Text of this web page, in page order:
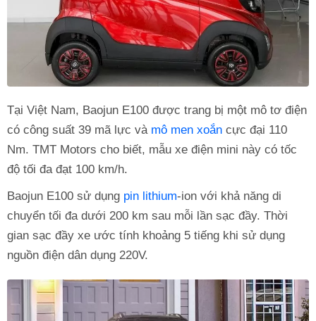
Tại Việt Nam, Baojun E100 được trang bị một mô tơ điện
có công suất 39 mã lực và mô men xoắn cực đại 110
Nm. TMT Motors cho biết, mẫu xe điện mini này có tốc
độ tối đa đạt 100 km/h.
Baojun E100 sử dụng pin lithium-ion với khả năng di
chuyển tối đa dưới 200 km sau mỗi lần sạc đầy. Thời
gian sạc đầy xe ước tính khoảng 5 tiếng khi sử dụng
nguồn điện dân dụng 220V.